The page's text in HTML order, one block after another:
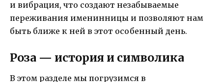
и вибрация, что создают незабываемые
переживания именинницы и позволяют нам
быть ближе к ней в этот особенный день.
Роза — история и символика
В этом разделе мы погрузимся в